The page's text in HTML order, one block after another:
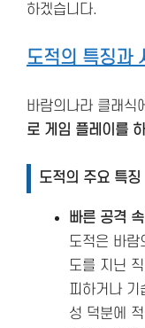
하겠습니다.
도적의 특징과
바람의나라 클래식
로 게임 플레이를
도적의 주요 특징
빠른 공격
도적은 바람
도를 지닌
피하거나 기
성 덕분에